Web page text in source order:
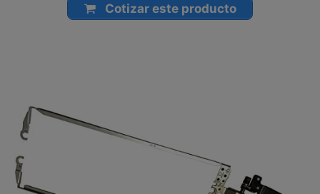
Cotizar este producto